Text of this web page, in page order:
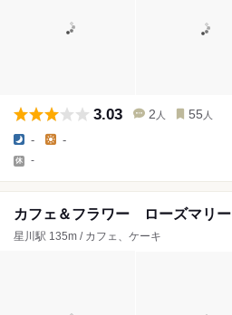
3.03 2 人 55 人
- -
-
カフェ＆フラワー ローズマリー
星川駅 135m / カフェ、ケーキ